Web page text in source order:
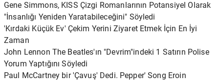
Gene Simmons, KISS Çizgi Romanlarının Potansiyel Olarak
"İnsanlığı Yeniden Yaratabileceğini" Söyledi
'Kırdaki Küçük Ev' Çekim Yerini Ziyaret Etmek İçin En İyi
Zaman
John Lennon The Beatles'ın "Devrim"indeki 1 Satırın Polise
Yorum Yaptığını Söyledi
Paul McCartney bir 'Çavuş' Dedi. Pepper' Song Eroin